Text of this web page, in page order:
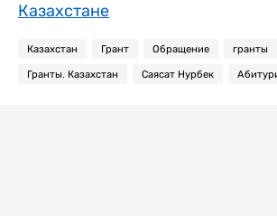
Казахстане
Казахстан Грант Обращение гранты
Гранты. Казахстан Саясат Нурбек